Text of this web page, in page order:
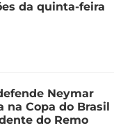
da quinta-feira
Neymar
na Copa do Brasil
do Remo